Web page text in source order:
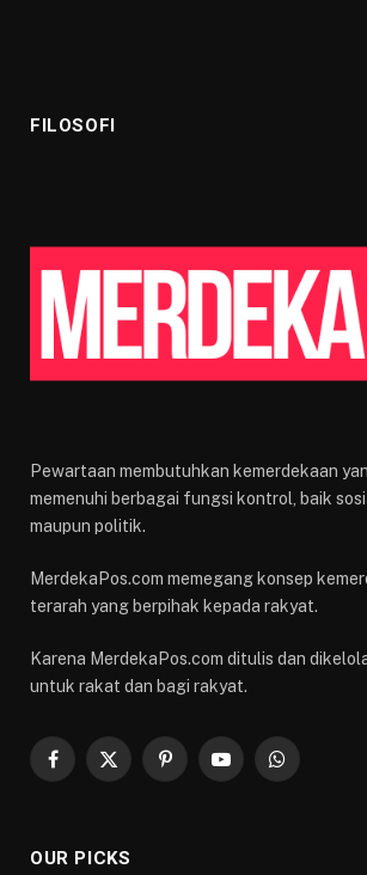
FILOSOFI
Pewartaan membutuhkan kemerdekaan
memenuhi berbagai fungsi kontrol, baik
maupun politik.
MerdekaPos.com memegang konsep
terarah yang berpihak kepada rakyat.
Karena MerdekaPos.com ditulis dan
untuk rakat dan bagi rakyat.
Facebook
X
PinterestYouTubeWhatsApp
OUR PICKS